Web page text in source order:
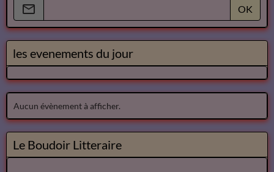
OK
les evenements du jour
Aucun évènement à afficher.
Le Boudoir Litteraire